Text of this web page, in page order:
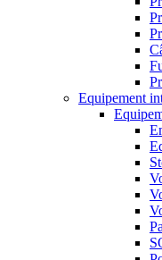
Equipement